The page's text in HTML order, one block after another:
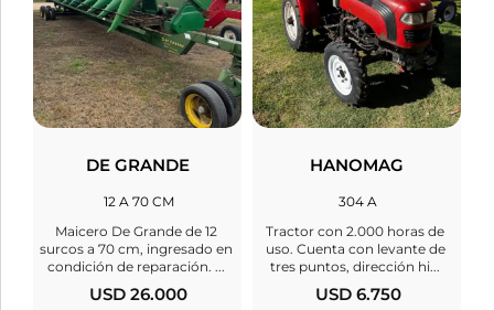
DE GRANDE
12 A 70 CM
Maicero De Grande de 12
surcos a 70 cm, ingresado en
condición de reparación. ...
USD 26.000
HANOMAG
304 A
Tractor con 2.000 horas de
uso. Cuenta con levante de
tres puntos, dirección hi...
USD 6.750